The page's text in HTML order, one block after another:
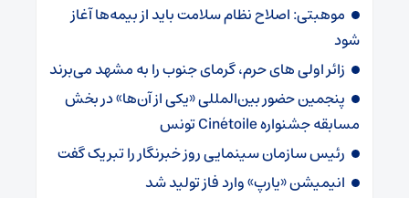
موهبتی: اصلاح نظام سلامت باید از بیمه‌ها آغاز
شود
زائر اولی های حرم، گرمای جنوب را به مشهد می‌برند
پنجمین حضور بین‌المللی «یکی از آن‌ها» در بخش
مسابقه جشنواره Cinétoile تونس
رئیس سازمان سینمایی روز خبرنگار را تبریک گفت
انیمیشن «یارپ» وارد فاز تولید شد